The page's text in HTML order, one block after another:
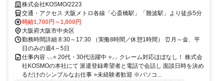
株式会社KOSMO/2223
交通・アクセス 大阪メトロ各線「心斎橋駅」「難波駅」より徒歩5分
時給1,700円～1,800円
大阪府大阪市中央区
勤務時間詳細 8:30～17:30 （実働8時間／休憩1時間） ⏰月～金、平
日のみの週4～5日
仕事内容 ⸜⸜⭐ 20代・30代活躍中 ⭐⸝⸝ クレーム対応ほぼなし！ 株式会
社KOSMOの本社にて 派遣登録希望者と電話で会話し 面談日時を決め
るだけのシンプルなお仕事 ⭐未経験者歓迎 ※パソコ...